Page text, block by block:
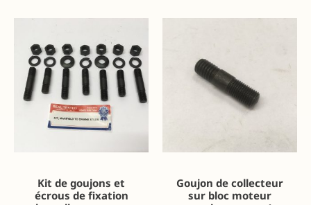
Kit de goujons et
écrous de fixation
Goujon de collecteur
sur bloc moteur